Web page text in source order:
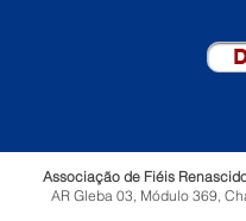
Associação de Fiéis
AR Gleba 03, Módulo 369,